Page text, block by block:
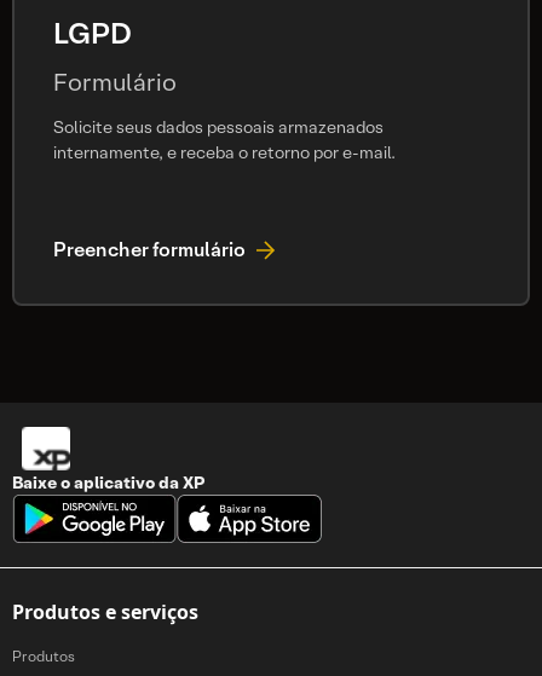
LGPD
Formulário
Solicite seus dados pessoais armazenados
internamente, e receba o retorno por e-mail.
Preencher formulário
Baixe o aplicativo daXP
Produtos e serviços
Produtos